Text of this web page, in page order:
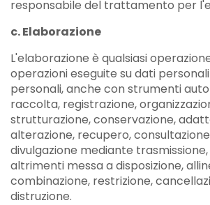
responsabile del trattamento per
c. Elaborazione
L'elaborazione è qualsiasi
operazioni eseguite su dati
personali, anche con strumenti
raccolta, registrazione,
strutturazione, conservazione,
alterazione, recupero,
divulgazione mediante
altrimenti messa a disposizione,
combinazione, restrizione,
distruzione.